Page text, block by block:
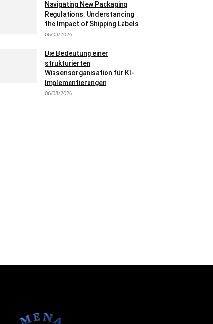
Navigating New Packaging
Regulations: Understanding
the Impact of Shipping Labels
06/08/2026
Die Bedeutung einer
strukturierten
Wissensorganisation für KI-
Implementierungen
06/08/2026